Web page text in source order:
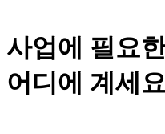
사업에 필요
어디에 계세요